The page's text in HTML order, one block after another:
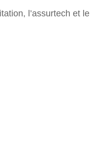
l’assurtech et le